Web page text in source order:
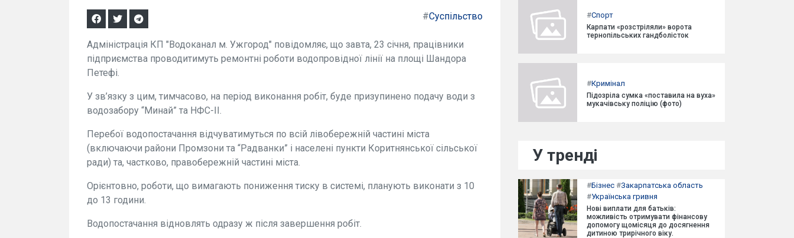
#Суспільство
Адміністрація КП "Водоканал м. Ужгород" повідомляє, що завта, 23 січня, працівники
підприємства проводитимуть ремонтні роботи водопровідної лінії на площі Шандора
Петефі.
У зв’язку з цим, тимчасово, на період виконання робіт, буде призупинено подачу води з
водозабору “Минай” та НФС-ІІ.
Перебої водопостачання відчуватимуться по всій лівобережній частині міста
(включаючи райони Промзони та “Радванки” і населені пункти Коритнянської сільської
ради) та, частково, правобережній частині міста.
Орієнтовно, роботи, що вимагають пониження тиску в системі, планують виконати з 10
до 13 години.
Водопостачання відновлять одразу ж після завершення робіт.
#Спорт
Карпати «розстріляли» ворота
тернопільських гандболісток
#Кримінал
Підозріла сумка «поставила на вуха»
мукачівську поліцію (фото)
У тренді
#Бізнес #Закарпатська область
#Українська гривня
Нові виплати для батьків:
можливість отримувати фінансову
допомогу щомісяця до досягнення
дитиною трирічного віку.